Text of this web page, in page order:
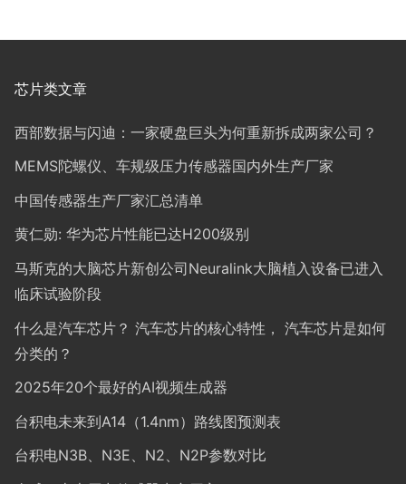
芯片类文章
西部数据与闪迪：一家硬盘巨头为何重新拆成两家公司？
MEMS陀螺仪、车规级压力传感器国内外生产厂家
中国传感器生产厂家汇总清单
黄仁勋: 华为芯片性能已达H200级别
马斯克的大脑芯片新创公司Neuralink大脑植入设备已进入
临床试验阶段
什么是汽车芯片？ 汽车芯片的核心特性， 汽车芯片是如何
分类的？
2025年20个最好的AI视频生成器
台积电未来到A14（1.4nm）路线图预测表
台积电N3B、N3E、N2、N2P参数对比